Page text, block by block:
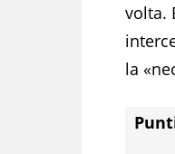
volta.
la